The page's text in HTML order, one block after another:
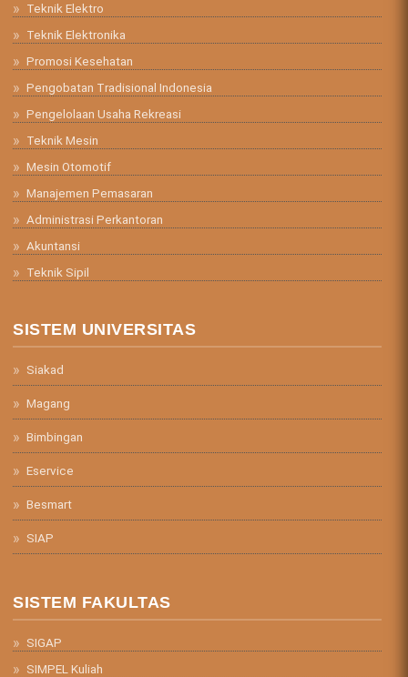
Teknik Elektro
Teknik Elektronika
Promosi Kesehatan
Pengobatan Tradisional Indonesia
Pengelolaan Usaha Rekreasi
Teknik Mesin
Mesin Otomotif
Manajemen Pemasaran
Administrasi Perkantoran
Akuntansi
Teknik Sipil
SISTEM UNIVERSITAS
Siakad
Magang
Bimbingan
Eservice
Besmart
SIAP
SISTEM FAKULTAS
SIGAP
SIMPEL Kuliah